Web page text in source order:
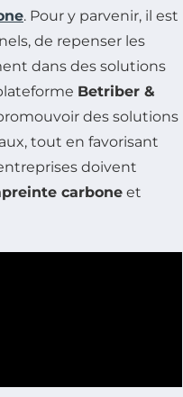
. Pour y parvenir, il est
de repenser les
dans des solutions
Betriber &
des solutions
tout en favorisant
doivent
carbone et